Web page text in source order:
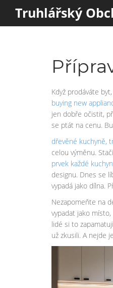
Truhlářský
Když prodáváte byt,
buying new
jen dobře očistit,
se ptát na cenu.
dřevěné kuchyně,
celou výměnu.
prvek každé
designu. Dnes se
vypadá jako dílna.
Nezapomeňte na
vypadat jako
lidé si to
už zkusili. A nejde